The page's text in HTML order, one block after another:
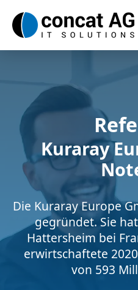
Kuraray
Die Kuraray Europe
gegründet. Sie
Hattersheim bei
erwirtschaftete
von 593